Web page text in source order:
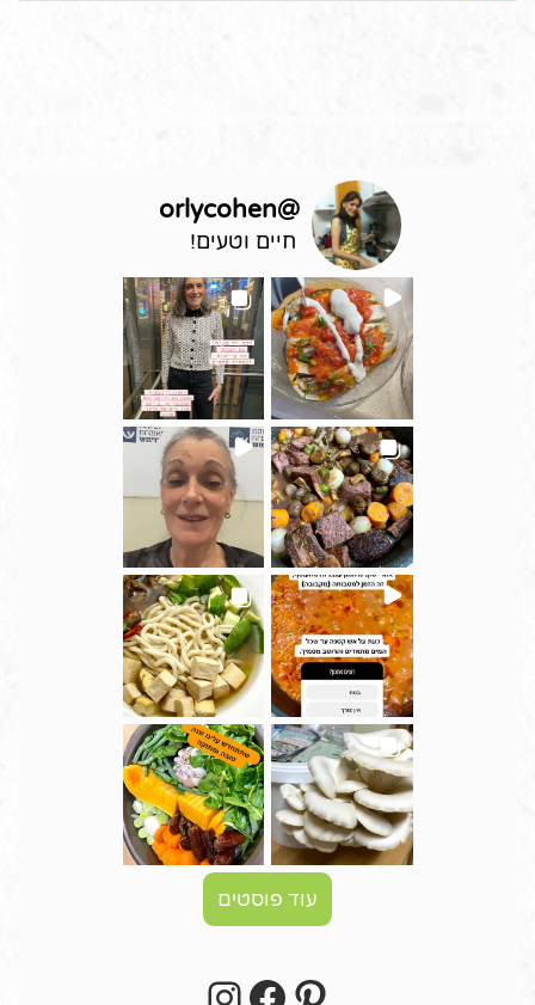
@
orlycohen
חיים וטעים!
עוד פוסטים
Pinterest
Facebook